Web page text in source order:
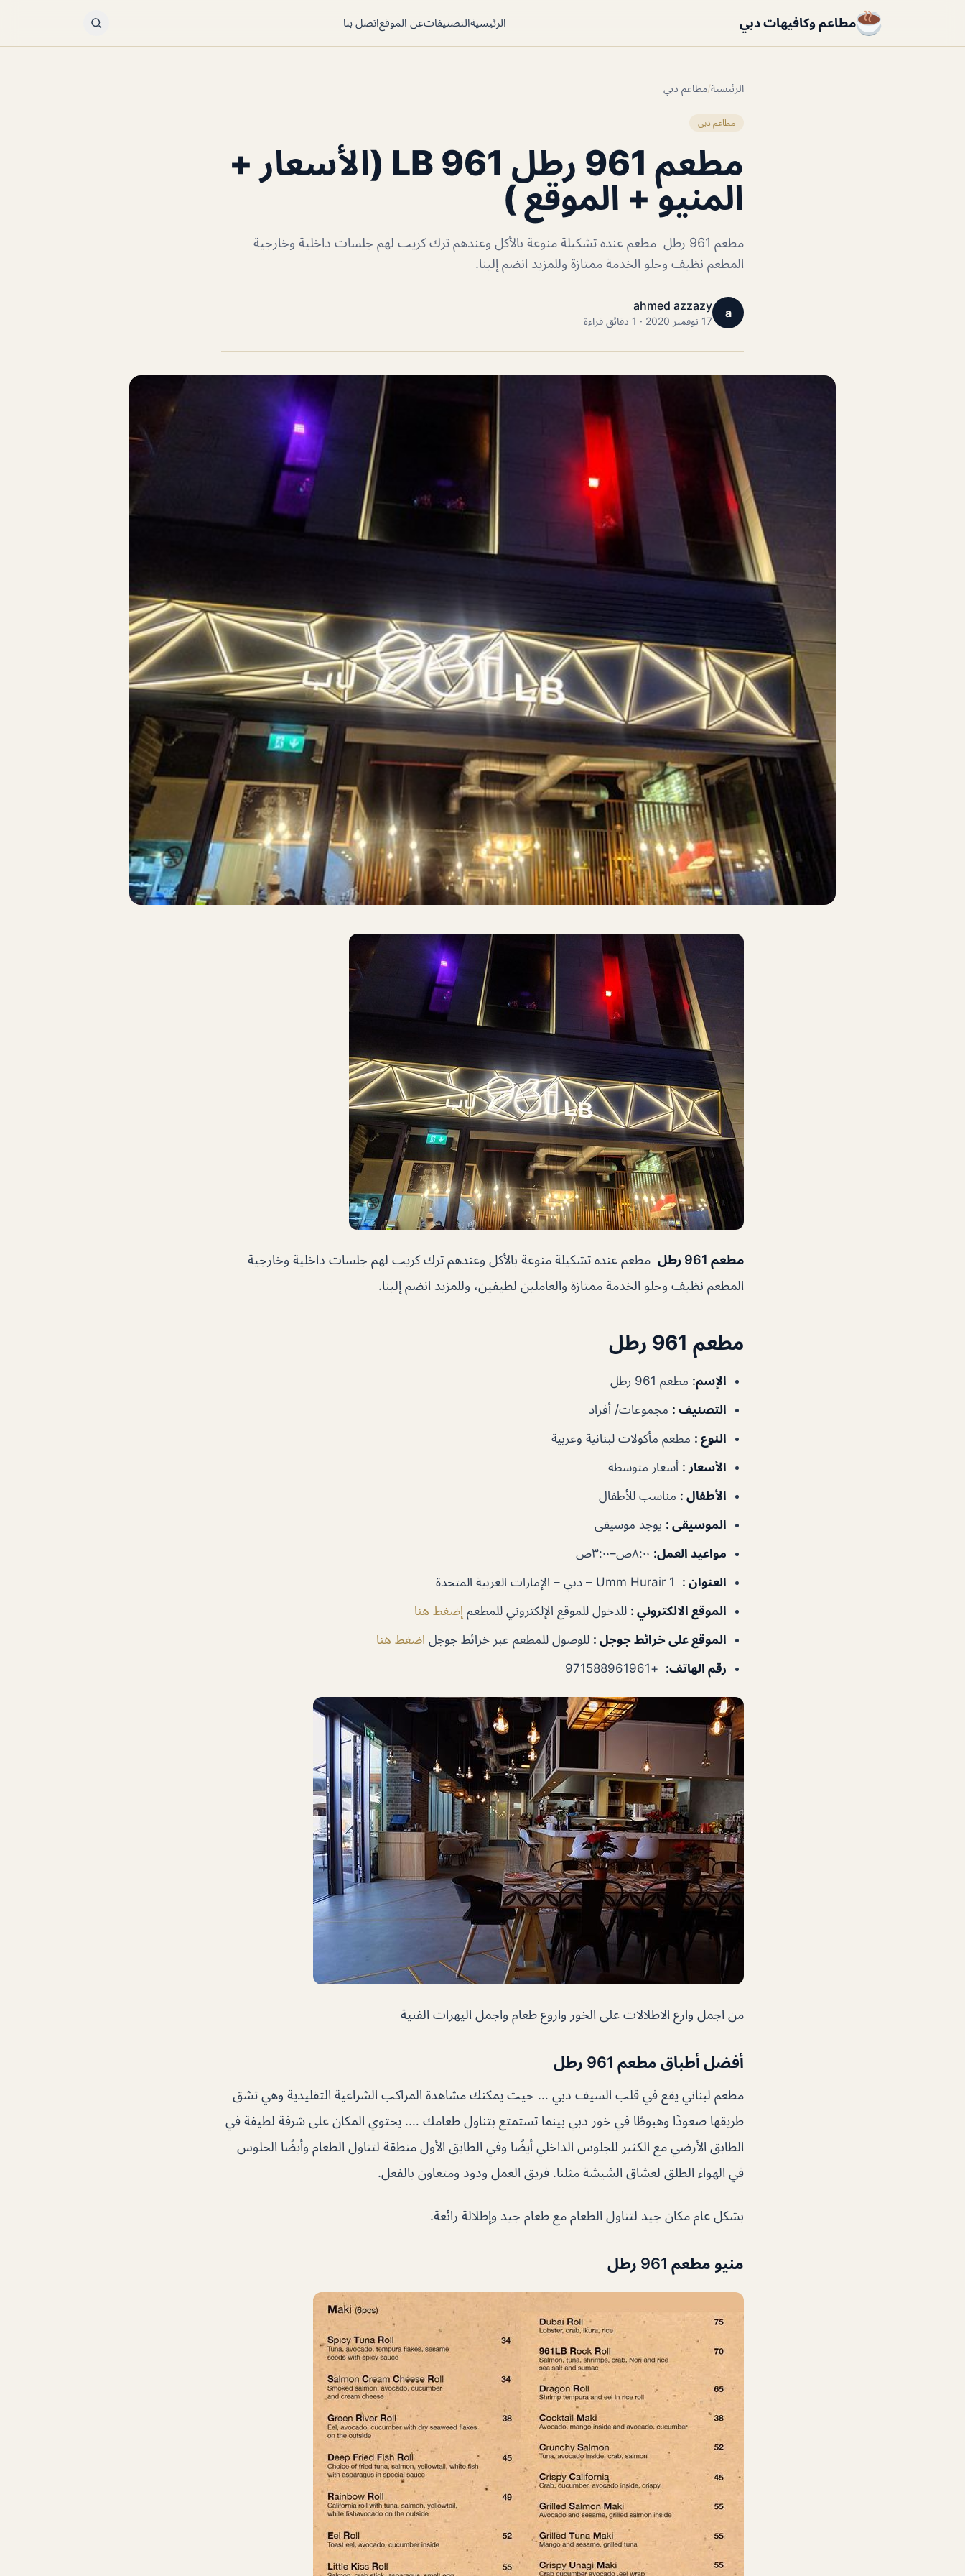
مطاعم وكافيهات دبي الرئيسيةالتصنيفاتعن الموقعاتصل بنا
الرئيسية/مطاعم دبي
مطاعم دبي
مطعم 961 رطل 961 LB (الأسعار +
المنيو + الموقع )
مطعم 961 رطل مطعم عنده تشكيلة منوعة بالأكل وعندهم ترك كريب لهم جلسات داخلية وخارجية
المطعم نظيف وحلو الخدمة ممتازة وللمزيد انضم إلينا.
a
ahmed azzazy
17 نوفمبر 2020 · 1 دقائق قراءة
مطعم 961 رطل
مطعم عنده تشكيلة منوعة بالأكل وعندهم ترك كريب لهم جلسات داخلية وخارجية
المطعم نظيف وحلو الخدمة ممتازة والعاملين لطيفين، وللمزيد انضم إلينا.
مطعم 961 رطل
الإسم: مطعم 961 رطل
التصنيف : مجموعات/ أفراد
النوع : مطعم مأكولات لبنانية وعربية
الأسعار : أسعار متوسطة
الأطفال : مناسب للأطفال
الموسيقى : يوجد موسيقى
مواعيد العمل:
العنوان :
الموقع الالكتروني : للدخول للموقع الإلكتروني للمطعم إضغط هنا
الموقع على خرائط جوجل : للوصول للمطعم عبر خرائط جوجل اضغط هنا
رقم الهاتف:
+971588961961
من اجمل وارع الاطلالات على الخور واروع طعام واجمل اليهرات الفنية
أفضل أطباق مطعم 961 رطل
مطعم لبناني يقع في قلب السيف دبي … حيث يمكنك مشاهدة المراكب الشراعية التقليدية وهي تشق
طريقها صعودًا وهبوطًا في خور دبي بينما تستمتع بتناول طعامك …. يحتوي المكان على شرفة لطيفة في
الطابق الأرضي مع الكثير للجلوس الداخلي أيضًا وفي الطابق الأول منطقة لتناول الطعام وأيضًا الجلوس
في الهواء الطلق لعشاق الشيشة مثلنا. فريق العمل ودود ومتعاون بالفعل.
بشكل عام مكان جيد لتناول الطعام مع طعام جيد وإطلالة رائعة.
منيو مطعم 961 رطل